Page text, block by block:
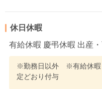
休日休暇
有給休暇 慶弔休暇 出産
※勤務日以外 ※有給休暇
定どおり付与